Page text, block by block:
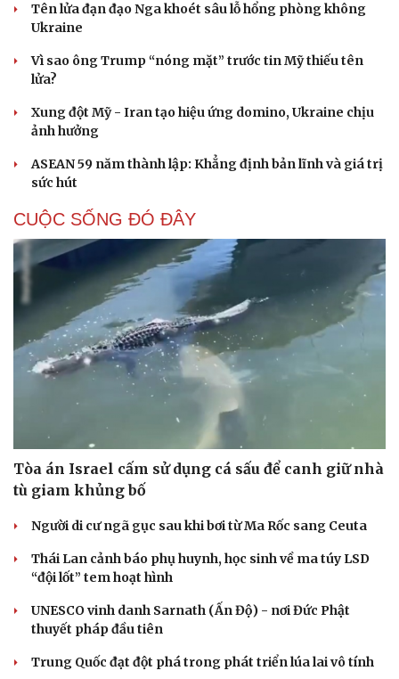
Tên lửa đạn đạo Nga khoét sâu lỗ hổng phòng không
Ukraine
Vì sao ông Trump “nóng mặt” trước tin Mỹ thiếu tên
lửa?
Xung đột Mỹ - Iran tạo hiệu ứng domino, Ukraine chịu
ảnh hưởng
ASEAN 59 năm thành lập: Khẳng định bản lĩnh và giá trị
sức hút
CUỘC SỐNG ĐÓ ĐÂY
Tòa án Israel cấm sử dụng cá sấu để canh giữ nhà
tù giam khủng bố
Người di cư ngã gục sau khi bơi từ Ma Rốc sang Ceuta
Thái Lan cảnh báo phụ huynh, học sinh về ma túy LSD
“đội lốt” tem hoạt hình
UNESCO vinh danh Sarnath (Ấn Độ) - nơi Đức Phật
thuyết pháp đầu tiên
Trung Quốc đạt đột phá trong phát triển lúa lai vô tính